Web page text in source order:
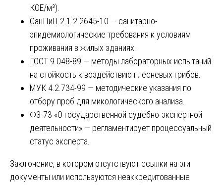
КОЕ/м³).
СанПиН 2.1.2.2645-10 — санитарно-
эпидемиологические требования к условиям
проживания в жилых зданиях.
ГОСТ 9.048-89 — методы лабораторных испытаний
на стойкость к воздействию плесневых грибов.
МУК 4.2.734-99 — методические указания по
отбору проб для микологического анализа.
ФЗ-73 «О государственной судебно-экспертной
деятельности» — регламентирует процессуальный
статус эксперта.
Заключение, в котором отсутствуют ссылки на эти
документы или используются неаккредитованные